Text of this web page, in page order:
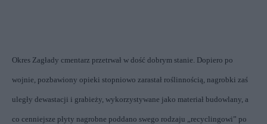
Okres Zagłady cmentarz przetrwał w dość dobrym stanie. Dopiero po
wojnie, pozbawiony opieki stopniowo zarastał roślinnością, nagrobki zaś
uległy dewastacji i grabieży, wykorzystywane jako materiał budowlany, a
co cenniejsze płyty nagrobne poddano swego rodzaju „recyclingowi” po